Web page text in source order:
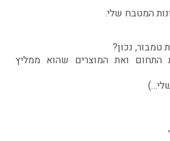
המטבח שלי.
טמבור, נכון?
התחום ואת המוצרים שהוא ממליץ